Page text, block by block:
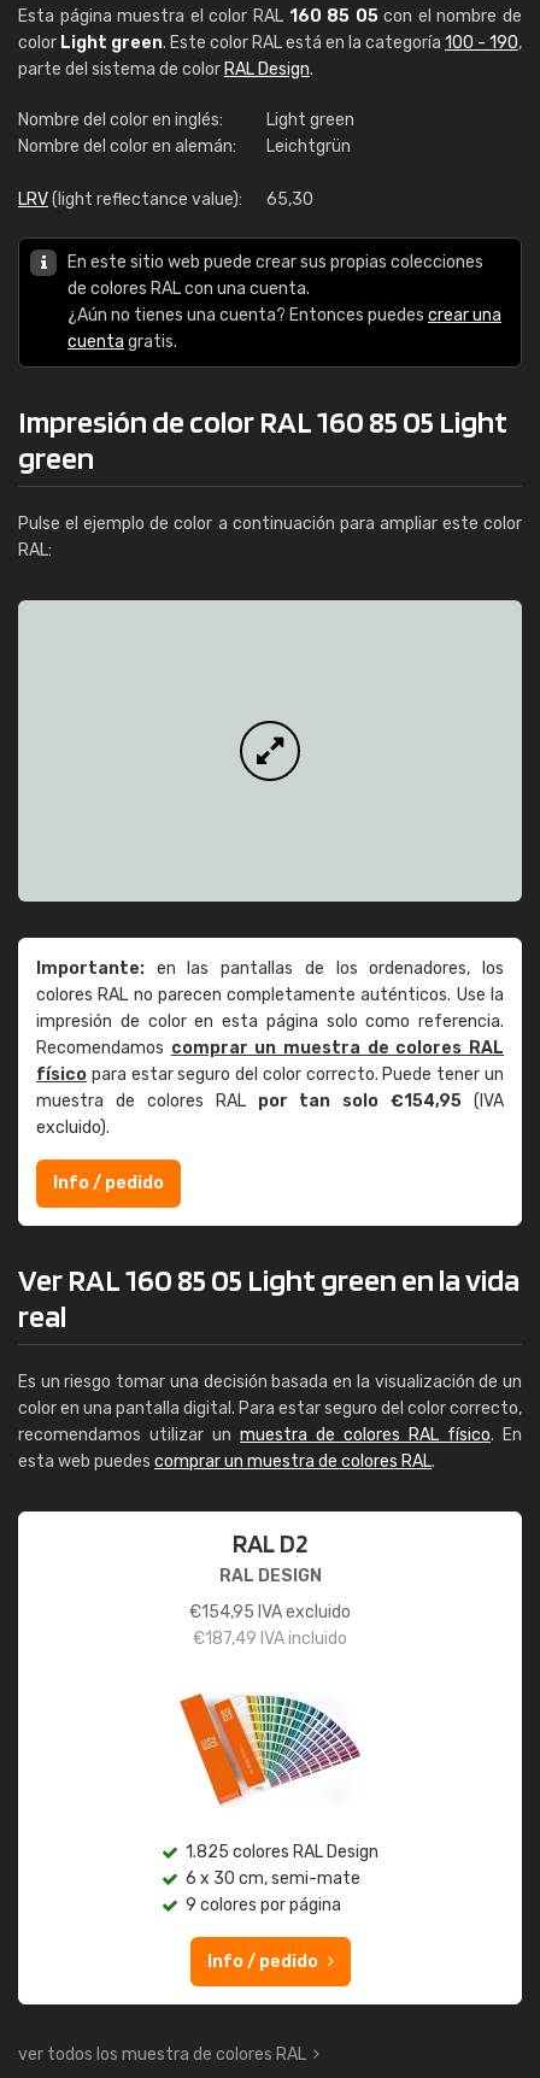
Esta página muestra el color RAL 160 85 05con el nombre de
color Light green. Este color RAL está en la categoría 100 - 190,
parte del sistema de color RAL Design.
Nombre del color en inglés:
Light green
Nombre del color en alemán:
Leichtgrün
LRV(light reflectance value): 65,30
En este sitio web puede crear sus propias colecciones
de colores RAL con una cuenta.
¿Aún no tienes una cuenta? Entonces puedes crear una
cuenta gratis.
Impresión de color RAL 160 85 05 Light
green
Pulse el ejemplo de color a continuación para ampliar este color
RAL:
Importante: en las pantallas de los ordenadores, los
colores RAL no parecen completamente auténticos. Use la
impresión de color en esta página solo como referencia.
Recomendamos comprar un muestra de colores RAL
físico para estar seguro del color correcto. Puede tener un
muestra de colores RAL por tan solo €154,95 (IVA
excluido).
Info / pedido
Ver RAL 160 85 05 Light green en la vida
real
Es un riesgo tomar una decisión basada en la visualización de un
color en una pantalla digital. Para estar seguro del color correcto,
recomendamos utilizar un muestra de colores RAL físico. En
esta web puedes comprar un muestra de colores RAL.
RAL D2
RAL DESIGN
€154,95 IVA excluido
€187,49 IVA incluido
1.825 colores RAL Design
6 x 30 cm, semi-mate
9 colores por página
Info / pedido
ver todos los muestra de colores RAL